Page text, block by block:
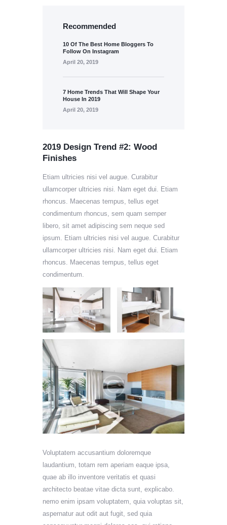
Recommended
10 Of The Best Home Bloggers To
Follow On Instagram
April 20, 2019
7 Home Trends That Will Shape Your
House In 2019
April 20, 2019
2019 Design Trend #2: Wood
Finishes
Etiam ultricies nisi vel augue. Curabitur
ullamcorper ultricies nisi. Nam eget dui. Etiam
rhoncus. Maecenas tempus, tellus eget
condimentum rhoncus, sem quam semper
libero, sit amet adipiscing sem neque sed
ipsum. Etiam ultricies nisi vel augue. Curabitur
ullamcorper ultricies nisi. Nam eget dui. Etiam
rhoncus. Maecenas tempus, tellus eget
condimentum.
Voluptatem accusantium doloremque
laudantium, totam rem aperiam eaque ipsa,
quae ab illo inventore veritatis et quasi
architecto beatae vitae dicta sunt, explicabo.
nemo enim ipsam voluptatem, quia voluptas sit,
aspernatur aut odit aut fugit, sed quia